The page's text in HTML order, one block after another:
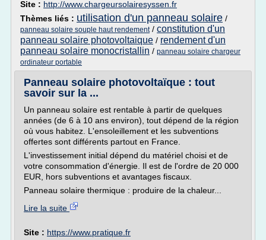
Site : http://www.chargeursolairesyssen.fr
Thèmes liés : utilisation d'un panneau solaire /
panneau solaire souple haut rendement/ constitution d'un
panneau solaire photovoltaique / rendement d'un
panneau solaire monocristallin / panneau solaire chargeur
ordinateur portable
Panneau solaire photovoltaïque : tout
savoir sur la ...
Un panneau solaire est rentable à partir de quelques
années (de 6 à 10 ans environ), tout dépend de la région
où vous habitez. L'ensoleillement et les subventions
offertes sont différents partout en France.
L'investissement initial dépend du matériel choisi et de
votre consommation d'énergie. Il est de l'ordre de 20 000
EUR, hors subventions et avantages fiscaux.
Panneau solaire thermique : produire de la chaleur...
Lire la suite
Site : https://www.pratique.fr